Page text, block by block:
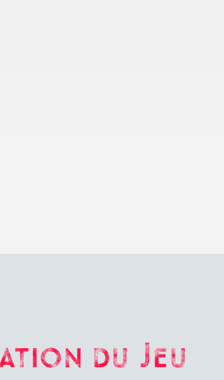
du Jeu